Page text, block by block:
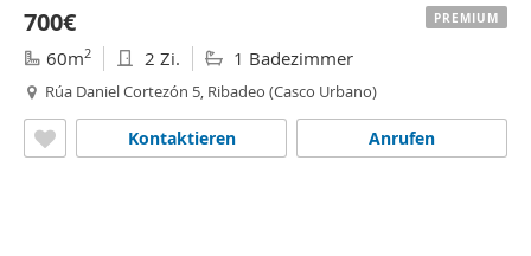
700€
60m2 2 Zi. 1 Badezimmer
Rúa Daniel Cortezón 5, Ribadeo (Casco Urbano)
Anrufen
Kontaktieren
PREMIUM